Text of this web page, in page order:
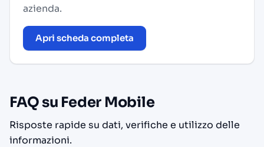
azienda.
Apri scheda completa
FAQ su Feder Mobile
Risposte rapide su dati, verifiche e utilizzo delle
informazioni.